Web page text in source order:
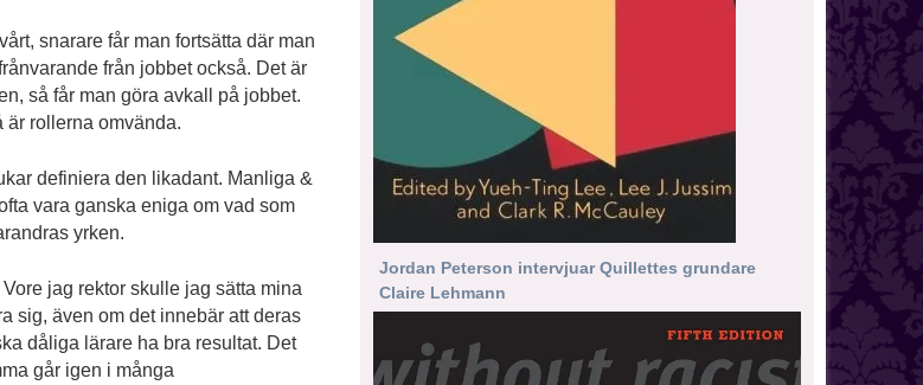
snarare får man fortsätta där man
från jobbet också. Det är
så får man göra avkall på jobbet.
är rollerna omvända.
definiera den likadant. Manliga &
vara ganska eniga om vad som
yrken.
jag rektor skulle jag sätta mina
sig, även om det innebär att deras
dåliga lärare ha bra resultat. Det
går igen i många
Jordan Peterson intervjuar Quillettes grundare
Claire Lehmann